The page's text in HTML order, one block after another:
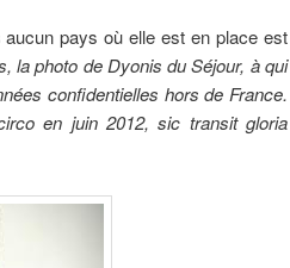
pays où elle est en place est
la photo de Dyonis du Séjour, à qui
confidentielles hors de France.
en juin 2012, sic transit gloria